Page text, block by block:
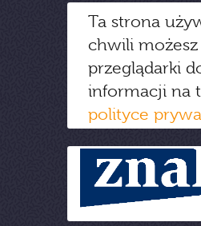
Ta strona
chwili
przeglądarki
informacji na
polityce